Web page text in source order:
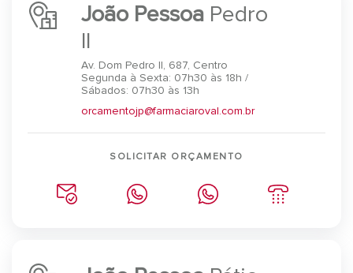
João Pessoa Pedro
II
Av. Dom Pedro II, 687, Centro
Segunda à Sexta: 07h30 às 18h /
Sábados: 07h30 às 13h
orcamentojp@farmaciaroval.com.br
SOLICITAR ORÇAMENTO